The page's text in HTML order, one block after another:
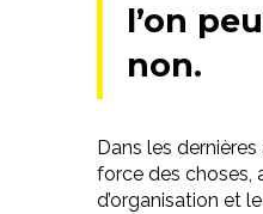
l’on
non.
Dans les dernières
force des choses,
d’organisation et